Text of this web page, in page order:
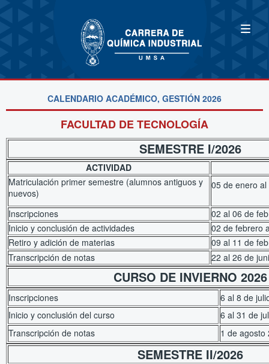
CALENDARIO ACADÉMICO, GESTIÓN 2026
FACULTAD DE TECNOLOGÍA
SEMESTRE I/2026
ACTIVIDAD
Matriculación primer semestre (alumnos antiguos y
nuevos)
05 de
Inscripciones
02 al 06 de
Inicio y conclusión de actividades
02 de febrero
Retiro y adición de materias
09 al 11 de
Transcripción de notas
22 al 26 de
CURSO DE INVIERNO 2026
Inscripciones
6 al 8 de
Inicio y conclusión del curso
6 al 31 de
Transcripción de notas
1 de agosto
SEMESTRE II/2026